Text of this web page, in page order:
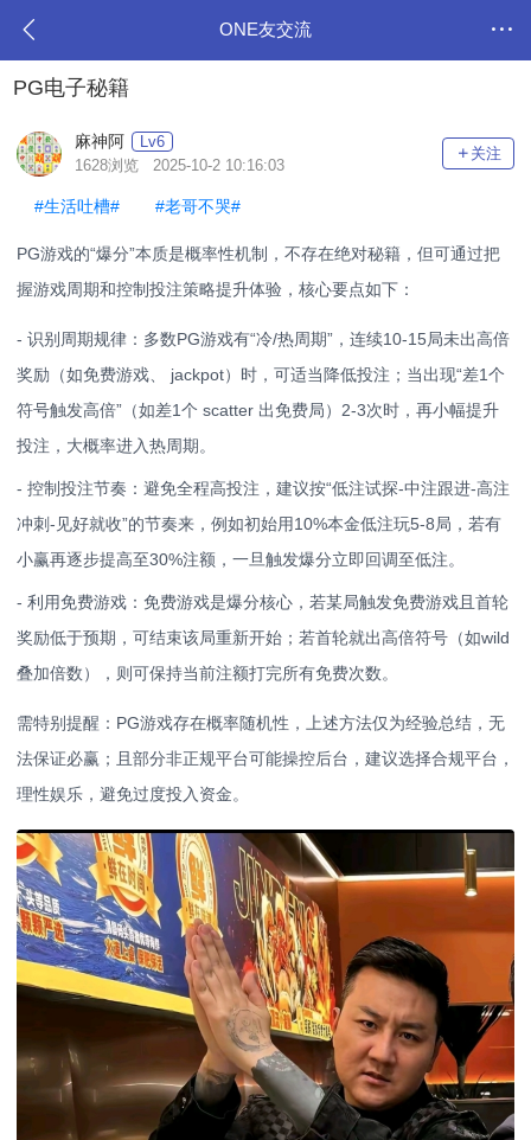
ONE友交流
PG电子秘籍
麻神阿
Lv6
1628浏览 2025-10-2 10:16:03
关注
#生活吐槽# #老哥不哭#
PG游戏的“爆分”本质是概率性机制，不存在绝对秘籍，但可通过把
握游戏周期和控制投注策略提升体验，核心要点如下：
- 识别周期规律：多数PG游戏有“冷/热周期”，连续10-15局未出高倍
奖励（如免费游戏、 jackpot）时，可适当降低投注；当出现“差1个
符号触发高倍”（如差1个 scatter 出免费局）2-3次时，再小幅提升
投注，大概率进入热周期。
- 控制投注节奏：避免全程高投注，建议按“低注试探-中注跟进-高注
冲刺-见好就收”的节奏来，例如初始用10%本金低注玩5-8局，若有
小赢再逐步提高至30%注额，一旦触发爆分立即回调至低注。
- 利用免费游戏：免费游戏是爆分核心，若某局触发免费游戏且首轮
奖励低于预期，可结束该局重新开始；若首轮就出高倍符号（如wild
叠加倍数），则可保持当前注额打完所有免费次数。
需特别提醒：PG游戏存在概率随机性，上述方法仅为经验总结，无
法保证必赢；且部分非正规平台可能操控后台，建议选择合规平台，
理性娱乐，避免过度投入资金。